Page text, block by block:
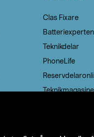
Clas Fixare
Batteriexperten
Teknikdelar
PhoneLife